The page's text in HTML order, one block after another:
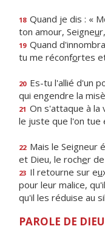
18 Quand je dis : «
ton amour, Seigneu
19 Quand
tu me réconfortes
20 Es-tu l'allié d'un
qui engendre la
21 On s'attaque à la
le juste que l'on tue
22 Mais le Seigneur
et Dieu, le rocher
23 Il retourne sur eu
pour leur malice,
qu'il les réduise au
PAROLE DE